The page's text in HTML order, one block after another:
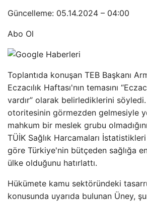
Güncelleme: 05.14.2024 – 04:00
Abo Ol
Toplantıda konuşan TEB Başkanı
Eczacılık Haftası'nın temasını
vardır” olarak belirlediklerini söyledi.
otoritesinin görmezden gelmesiyle
mahkum bir meslek grubu
TÜİK Sağlık Harcamaları
göre Türkiye'nin bütçeden sağlığa
ülke olduğunu hatırlattı.
Hükümete kamu sektöründeki
konusunda uyarıda bulunan Üney,